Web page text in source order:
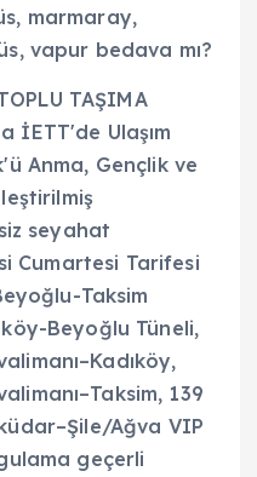
marmaray,
vapur bedava mı?
TAŞIMA
İETT'de Ulaşım
Anma, Gençlik ve
seyahat
Cumartesi Tarifesi
Taksim
Beyoğlu Tüneli,
139
Ağva VIP
geçerli